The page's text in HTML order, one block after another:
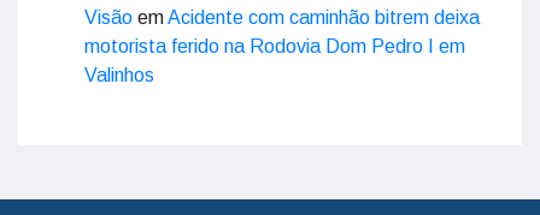
Visão emAcidente com caminhão bitrem deixa
motorista ferido na Rodovia Dom Pedro I em
Valinhos